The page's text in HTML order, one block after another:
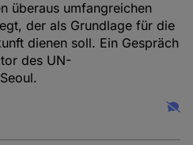
überaus umfangreichen
der als Grundlage für die
dienen soll. Ein Gespräch
des UN-